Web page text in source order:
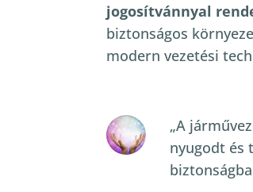
jogosítvánnyal
biztonságos
modern vezetési
„A
nyugodt és